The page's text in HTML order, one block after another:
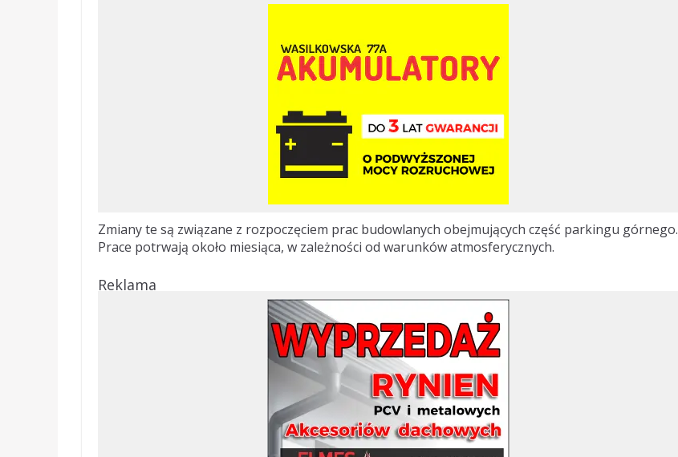
Zmiany te są związane z rozpoczęciem prac budowlanych obejmujących część parkingu górnego.
Prace potrwają około miesiąca, w zależności od warunków atmosferycznych.
Reklama